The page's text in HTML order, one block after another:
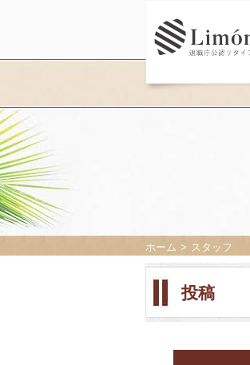
ホーム スタッフ
投稿